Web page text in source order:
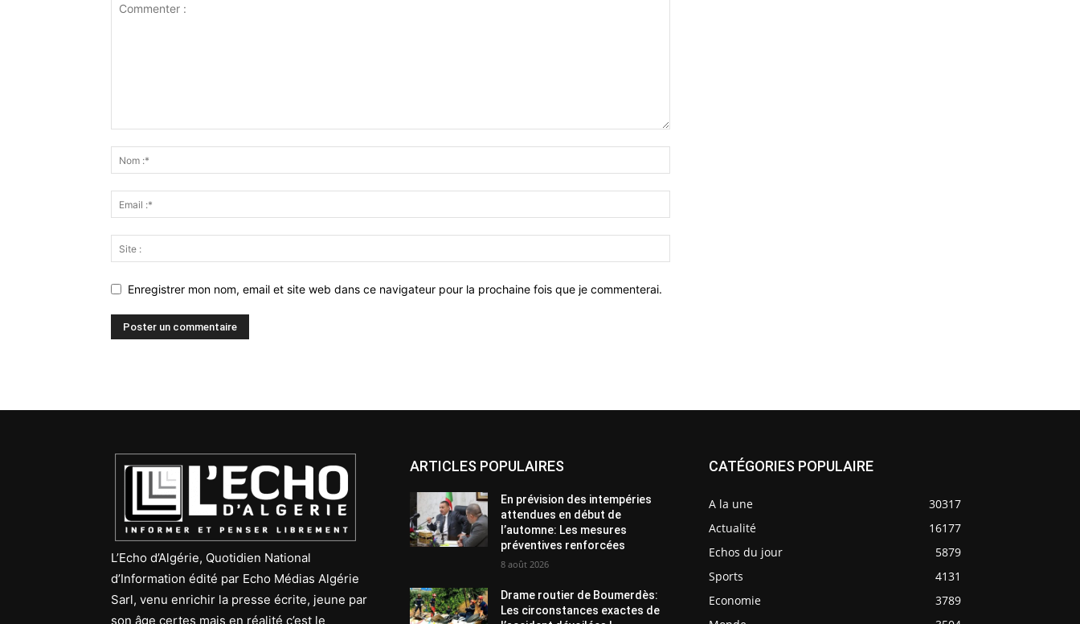
Enregistrer mon nom, email et site web dans ce navigateur pour la prochaine fois que je commenterai.
L’Echo d’Algérie, Quotidien National
d’Information édité par Echo Médias Algérie
Sarl, venu enrichir la presse écrite, jeune par
son âge certes mais en réalité c’est le
ARTICLES POPULAIRES
En prévision des intempéries
attendues en début de
l’automne: Les mesures
préventives renforcées
8 août 2026
Drame routier de Boumerdès:
Les circonstances exactes de
CATÉGORIES POPULAIRE
A la une
30317
Actualité
16177
Echos du jour
5879
Sports
4131
Economie
3789